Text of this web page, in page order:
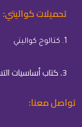
تحميلات كواليتي:
1. كتالوج كواليتي
3. كتاب أساسيات التسويق الإلكتروني
تواصل معنا: